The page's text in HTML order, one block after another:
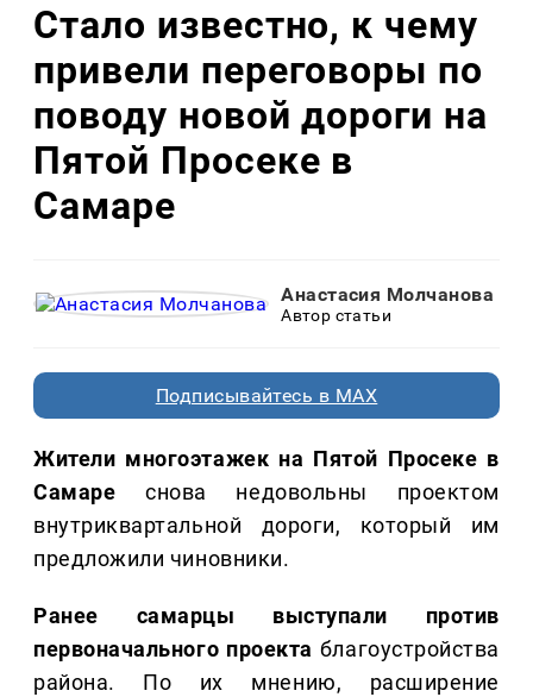
Стало известно, к чему
привели переговоры по
поводу новой дороги на
Пятой Просеке в
Самаре
Анастасия Молчанова
Автор статьи
Подписывайтесь в MAX
Жители многоэтажек на Пятой Просеке в
Самаре снова недовольны проектом
внутриквартальной дороги, который им
предложили чиновники.
Ранее самарцы выступали против
первоначального проекта благоустройства
района. По их мнению, расширение